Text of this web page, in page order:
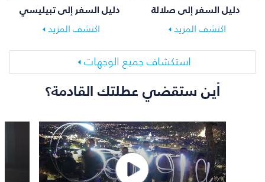
دليل السفر إلى صلالة
اكتشف المزيد
دليل السفر إلى تبيليسي
اكتشف المزيد
استكشاف جميع الوجهات
أين ستقضي عطلتك القادمة؟